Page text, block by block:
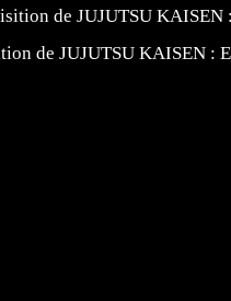
de JUJUTSU KAISEN :